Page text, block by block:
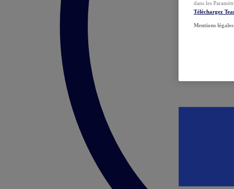
dans les
Téléchargez
Mentions légales